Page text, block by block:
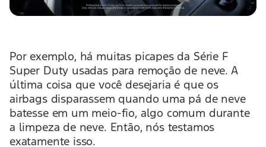
Por exemplo, há muitas picapes da Série F
Super Duty usadas para remoção de neve. A
última coisa que você desejaria é que os
airbags disparassem quando uma pá de neve
batesse em um meio-fio, algo comum durante
a limpeza de neve. Então, nós testamos
exatamente isso.